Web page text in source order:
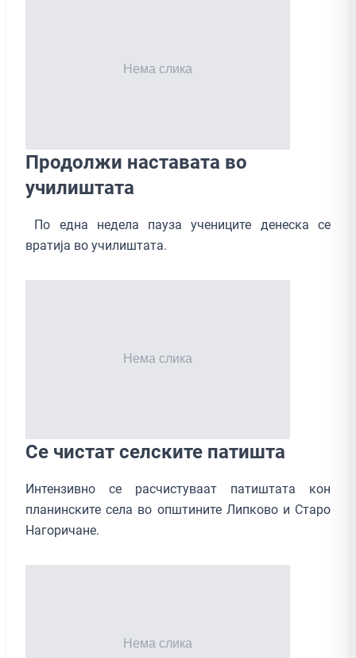
Продолжи наставата во
училиштата
По една недела пауза учениците денеска се
вратија во училиштата.
Се чистат селските патишта
Интензивно се расчистуваат патиштата кон
планинските села во општините Липково и Старо
Нагоричане.